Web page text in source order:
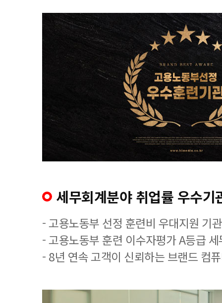
세무회계분야 취업률 우수기
- 고용노동부 선정 훈련비 우대지원 기관
- 고용노동부 훈련 이수자평가 A등급
- 8년 연속 고객이 신뢰하는 브랜드 컴